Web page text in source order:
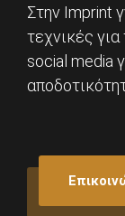
Στην Imprint
τεχνικές για
social media